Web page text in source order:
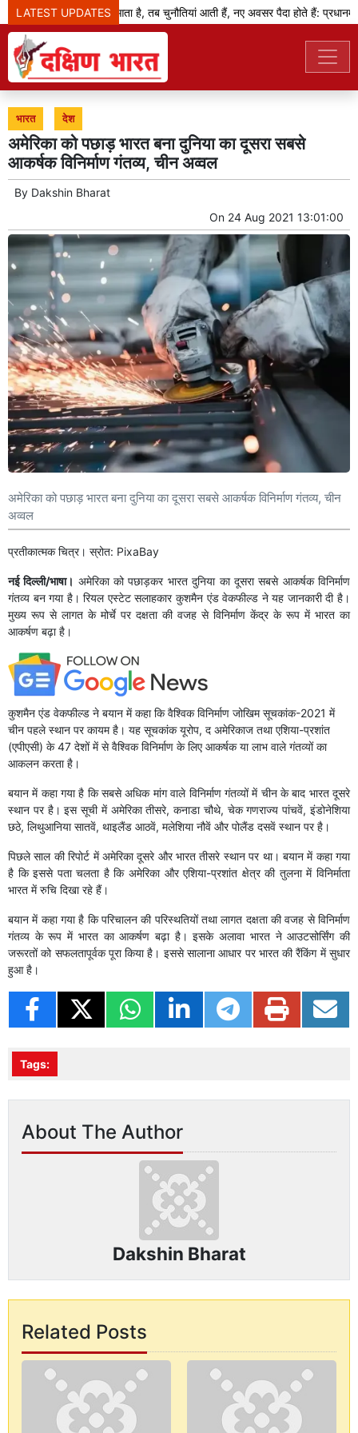
LATEST UPDATES
जब बदलाव का दौर आता है, तब चुनौतियां आती हैं, नए अवसर पैदा होते हैं: प्रधानमंत्री
भारत देश
अमेरिका को पछाड़ भारत बना दुनिया का दूसरा सबसे
आकर्षक विनिर्माण गंतव्य, चीन अव्वल
By Dakshin Bharat
On 24 Aug 2021 13:01:00
अमेरिका को पछाड़ भारत बना दुनिया का दूसरा सबसे आकर्षक विनिर्माण गंतव्य, चीन
अव्वल
प्रतीकात्मक चित्र। स्रोत: PixaBay
नई दिल्ली/भाषा। अमेरिका को पछाड़कर भारत दुनिया का दूसरा सबसे आकर्षक विनिर्माण
गंतव्य बन गया है। रियल एस्टेट सलाहकार कुशमैन एंड वेकफील्ड ने यह जानकारी दी है।
मुख्य रूप से लागत के मोर्चे पर दक्षता की वजह से विनिर्माण केंद्र के रूप में भारत का
आकर्षण बढ़ा है।
कुशमैन एंड वेकफील्ड ने बयान में कहा कि वैश्विक विनिर्माण जोखिम सूचकांक-2021 में
चीन पहले स्थान पर कायम है। यह सूचकांक यूरोप, द अमेरिकाज तथा एशिया-प्रशांत
(एपीएसी) के 47 देशों में से वैश्विक विनिर्माण के लिए आकर्षक या लाभ वाले गंतव्यों का
आकलन करता है।
बयान में कहा गया है कि सबसे अधिक मांग वाले विनिर्माण गंतव्यों में चीन के बाद भारत दूसरे
स्थान पर है। इस सूची में अमेरिका तीसरे, कनाडा चौथे, चेक गणराज्य पांचवें, इंडोनेशिया
छठे, लिथुआनिया सातवें, थाइलैंड आठवें, मलेशिया नौवें और पोलैंड दसवें स्थान पर है।
पिछले साल की रिपोर्ट में अमेरिका दूसरे और भारत तीसरे स्थान पर था। बयान में कहा गया
है कि इससे पता चलता है कि अमेरिका और एशिया-प्रशांत क्षेत्र की तुलना में विनिर्माता
भारत में रुचि दिखा रहे हैं।
बयान में कहा गया है कि परिचालन की परिस्थतियों तथा लागत दक्षता की वजह से विनिर्माण
गंतव्य के रूप में भारत का आकर्षण बढ़ा है। इसके अलावा भारत ने आउटसोर्सिंग की
जरूरतों को सफलतापूर्वक पूरा किया है। इससे सालाना आधार पर भारत की रैंकिंग में सुधार
हुआ है।
Tags:
About The Author
Dakshin Bharat
Related Posts